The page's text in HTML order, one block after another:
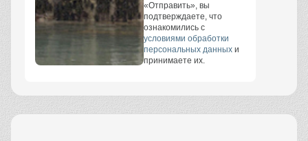
«Отправить», вы
подтверждаете, что
ознакомились с
условиями обработки
персональных данных и
принимаете их.